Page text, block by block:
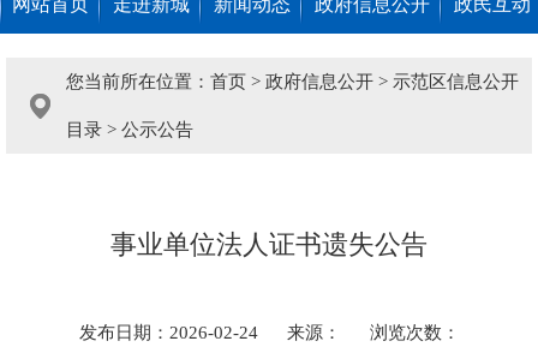
网站首页 走进新城 新闻动态 政府信息公开 政民互动
您当前所在位置： 首页 > 政府信息公开 > 示范区信息公开
目录 > 公示公告
事业单位法人证书遗失公告
发布日期：2026-02-24 来源： 浏览次数：